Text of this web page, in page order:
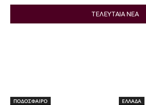
ΤΕΛΕΥΤΑΙΑ ΝΕΑ
ΠΟΔΟΣΦΑΙΡΟ ΕΛΛΑΔΑ